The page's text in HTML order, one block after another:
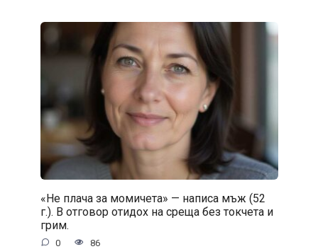
«Не плача за момичета» — написа мъж (52
г.). В отговор отидох на среща без токчета и
грим.
0 86